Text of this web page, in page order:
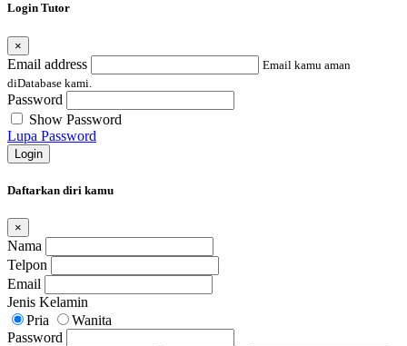
Login Tutor
×
Email address
Email kamu aman
diDatabase kami.
Password
Show Password
Lupa Password
Login
Daftarkan diri kamu
×
Nama
Telpon
Email
Jenis Kelamin
Pria
Wanita
Password